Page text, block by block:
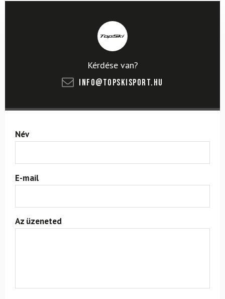
Kérdése van?
info@topskisport.hu
Név
E-mail
Az üzeneted